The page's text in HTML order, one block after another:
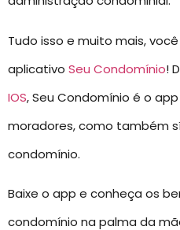
Tudo isso e muito mais,
aplicativo Seu Condomínio!
IOS, Seu Condomínio é o
moradores, como também
condomínio.
Baixe o app e conheça os
condomínio na palma da